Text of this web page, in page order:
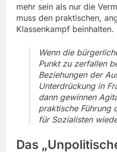
mehr sein als nur die
muss den praktischen,
Klassenkampf beinhalten.
Wenn die
Punkt zu zerfallen
Beziehungen der
Unterdrückung in
dann gewinnen
praktische Führung
für Sozialisten
Das